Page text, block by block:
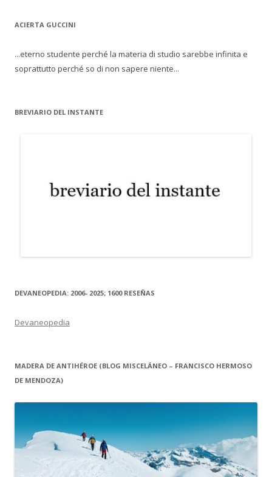
ACIERTA GUCCINI
...eterno studente perché la materia di studio sarebbe infinita e
soprattutto perché so di non sapere niente...
BREVIARIO DEL INSTANTE
DEVANEOPEDIA: 2006- 2025; 1600 RESEÑAS
Devaneopedia
MADERA DE ANTIHÉROE (BLOG MISCELÁNEO – FRANCISCO HERMOSO
DE MENDOZA)